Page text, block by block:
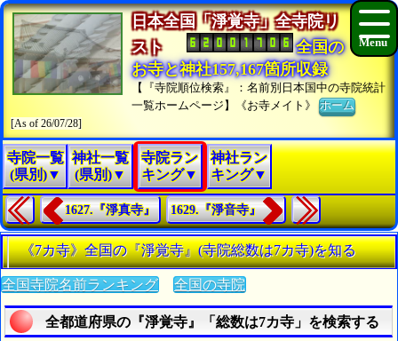
日本全国「淨覚寺」全寺院リ
スト
全国の
お寺と神社157,167箇所収録
【『寺院順位検索』：名前別日本国中の寺院統計
一覧ホームページ】《お寺メイト》ホーム
[As of 26/07/28]
寺院一覧
(県別)▼
神社一覧
(県別)▼
寺院ラン
キング▼
神社ラン
キング▼
1627.『淨真寺』 1629.『淨音寺』
《7カ寺》全国の『淨覚寺』(寺院総数は7カ寺)を知る
全国寺院名前ランキング 全国の寺院
全都道府県の『淨覚寺』「総数は7カ寺」を検索する